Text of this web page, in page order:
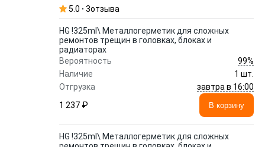
5.0 3отзыва
HG !325ml\ Металлогерметик для сложных
ремонтов трещин в головках, блоках и
радиаторах
Вероятность
99%
Наличие
1 шт.
Отгрузка
завтра в 16:00
1 237 ₽
В корзину
HG !325ml\ Металлогерметик для сложных